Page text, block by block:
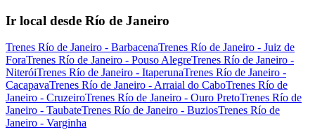
Ir local desde Río de Janeiro
Trenes Río de Janeiro - BarbacenaTrenes Río de Janeiro - Juiz de
ForaTrenes Río de Janeiro - Pouso AlegreTrenes Río de Janeiro -
NiteróiTrenes Río de Janeiro - ItaperunaTrenes Río de Janeiro -
CacapavaTrenes Río de Janeiro - Arraial do CaboTrenes Río de
Janeiro - CruzeiroTrenes Río de Janeiro - Ouro PretoTrenes Río de
Janeiro - TaubateTrenes Río de Janeiro - BuziosTrenes Río de
Janeiro - Varginha